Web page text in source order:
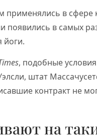
применялись в сфере
появились в самых
йоги.
, подобные
штат
контракт не
на